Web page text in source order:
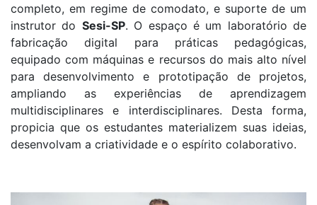
completo, em regime de comodato, e suporte de um
instrutor do Sesi-SP. O espaço é um laboratório de
fabricação digital para práticas pedagógicas,
equipado com máquinas e recursos do mais alto nível
para desenvolvimento e prototipação de projetos,
ampliando as experiências de aprendizagem
multidisciplinares e interdisciplinares. Desta forma,
propicia que os estudantes materializem suas ideias,
desenvolvam a criatividade e o espírito colaborativo.